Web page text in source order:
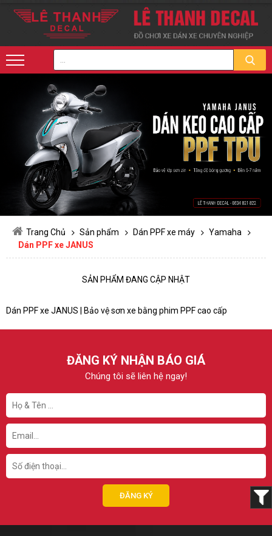
Trang Chủ Sản phẩm Dán PPF xe máy
Yamaha
Dán PPF xe JANUS
SẢN PHẨM ĐANG CẬP NHẬT
Dán PPF xe JANUS | Bảo vệ sơn xe bằng phim PPF cao cấp
ĐĂNG KÝ NHẬN BÁO GIÁ
Chúng tôi sẽ liên hệ ngay!